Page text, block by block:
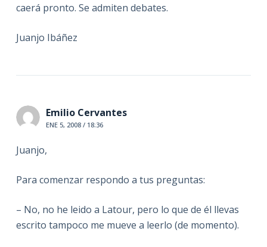
caerá pronto. Se admiten debates.
Juanjo Ibáñez
Emilio Cervantes
ENE 5, 2008 / 18:36
Juanjo,
Para comenzar respondo a tus preguntas:
– No, no he leido a Latour, pero lo que de él llevas
escrito tampoco me mueve a leerlo (de momento).